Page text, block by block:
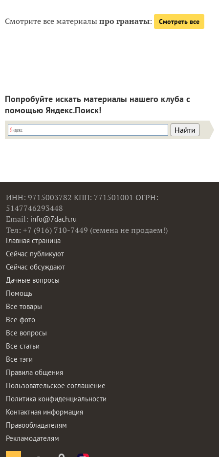
Смотрите все материалыпро гранаты: Смотреть все
Попробуйте искать материалы нашего клуба с
помощью Яндекс.Поиск!
ИНН: 9715003782 КПП: 771501001 ОГРН:
5147746293448
Email: info@7dach.ru
Тел: +7 (916) 710-7449 (семена не продаем!)
Главная страница
Сейчас публикуют
Сейчас обсуждают
Дачные вопросы
Помощь
Все товары
Все фото
Все вопросы
Все статьи
Все тэги
Правила общения
Пользовательское соглашение
Политика конфиденциальности
Контактная информация
Правообладателям
Рекламодателям